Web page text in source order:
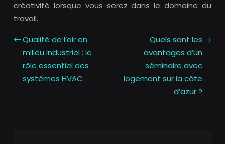
créativité lorsque vous serez dans le domaine du
travail.
Qualité de l’air en
milieu industriel : le
rôle essentiel des
systèmes HVAC
Quels sont les
avantages d’un
séminaire avec
logement sur la côte
d’azur ?